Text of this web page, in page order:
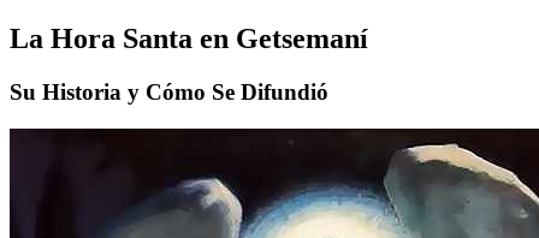
La Hora Santa en Getsemaní
Su Historia y Cómo Se Difundió